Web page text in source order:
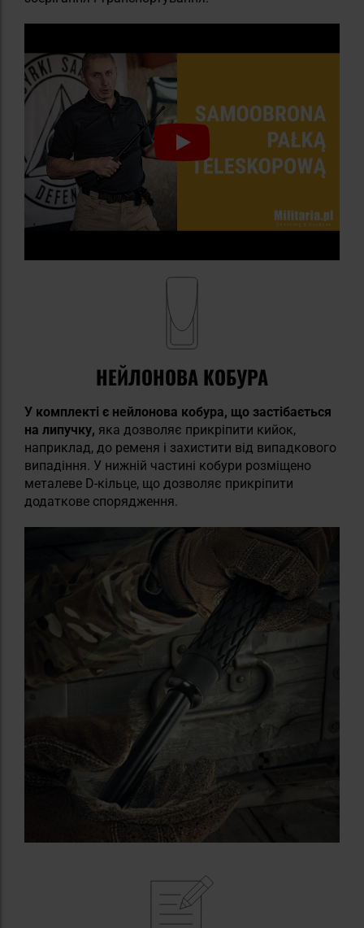
НЕЙЛОНОВА КОБУРА
У комплекті є нейлонова кобура, що застібається
на липучку, яка дозволяє прикріпити кийок,
наприклад, до ременя і захистити від випадкового
випадіння. У нижній частині кобури розміщено
металеве D-кільце, що дозволяє прикріпити
додаткове спорядження.